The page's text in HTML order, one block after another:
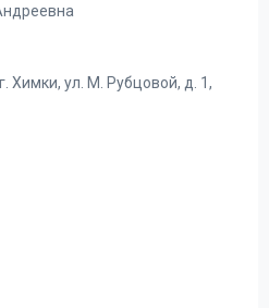
Химки, ул. М. Рубцовой, д. 1,